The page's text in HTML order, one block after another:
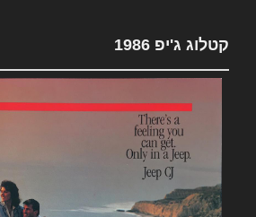
קטלוג ג'יפ 1986